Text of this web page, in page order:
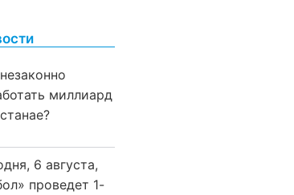
миллиард
6 августа,
проведет 1-